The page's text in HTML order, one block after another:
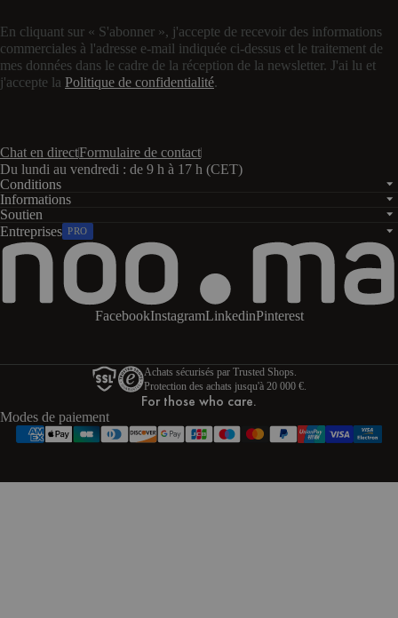
En cliquant sur « S'abonner », j'accepte de recevoir des informations
commerciales à l'adresse e-mail indiquée ci-dessus et le traitement de
mes données dans le cadre de la réception de la newsletter. J'ai lu et
j'accepte la Politique de confidentialité.
Chat en directFormulaire de contact
Du lundi au vendredi : de 9 h à 17 h (CET)
Conditions
Informations
Soutien
Entreprises PRO
FacebookInstagramLinkedinPinterest
Achats sécurisés par Trusted Shops.
Protection des achats jusqu'à 20 000 €.
For those who care.
Modes de paiement